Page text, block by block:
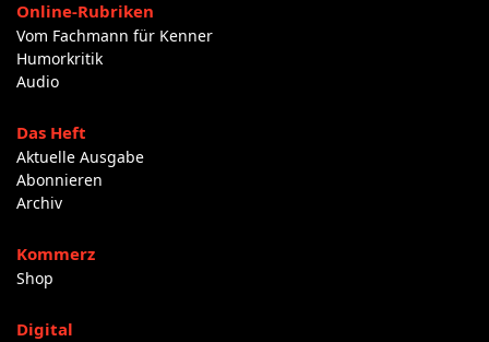
Online-Rubriken
Vom Fachmann für Kenner
Humorkritik
Audio
Das Heft
Aktuelle Ausgabe
Abonnieren
Archiv
Kommerz
Shop
Digital